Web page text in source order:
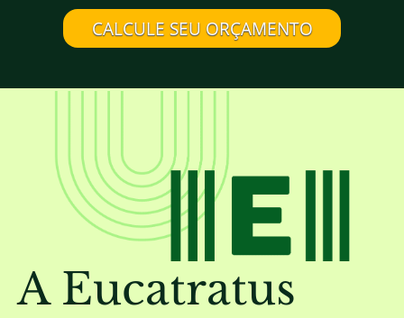
CALCULE SEU ORÇAMENTO
A Eucatratus